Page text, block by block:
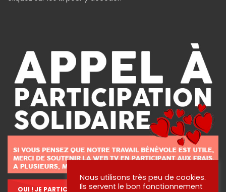
OUI ! JE PARTICIPE !
Nous utilisons très peu de cookies.
Ils servent le bon fonctionnement